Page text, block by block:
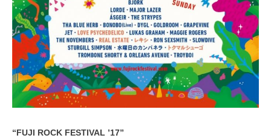
“FUJI ROCK FESTIVAL ’17”